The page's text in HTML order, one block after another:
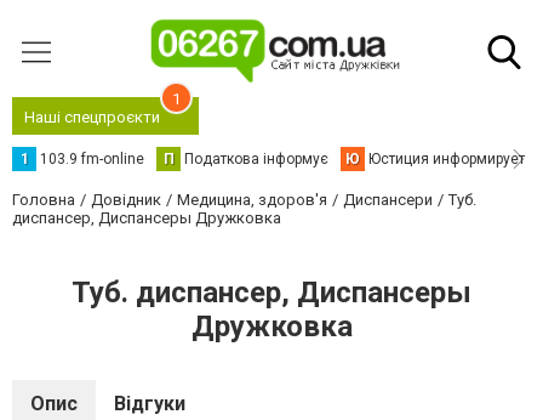
Наші спецпроєкти
1
1 103.9 fm-online П Податкова інформує Ю Юстиция информирует
Головна Довідник Медицина, здоров'я Диспансери
Туб.
диспансер, Диспансеры Дружковка
Туб. диспансер, Диспансеры
Дружковка
Опис Відгуки